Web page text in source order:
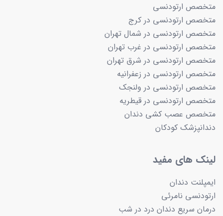
متخصص ارتودنسی
متخصص ارتودنسی در کرج
متخصص ارتودنسی در شمال تهران
متخصص ارتودنسی در غرب تهران
متخصص ارتودنسی در شرق تهران
متخصص ارتودنسی در زعفرانیه
متخصص ارتودنسی در ولنجک
متخصص ارتودنسی در قیطریه
متخصص عصب کشی دندان
دندانپزشک کودکان
لینک های مفید
ایمپلنت دندان
ارتودنسی نامرئی
درمان سریع دندان درد در شب